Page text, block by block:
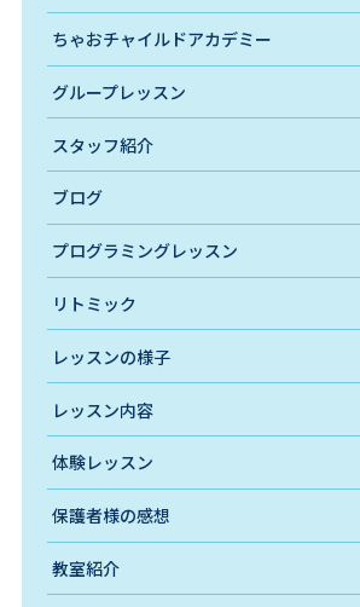
ちゃおチャイルドアカデミー
グループレッスン
スタッフ紹介
ブログ
プログラミングレッスン
リトミック
レッスンの様子
レッスン内容
体験レッスン
保護者様の感想
教室紹介